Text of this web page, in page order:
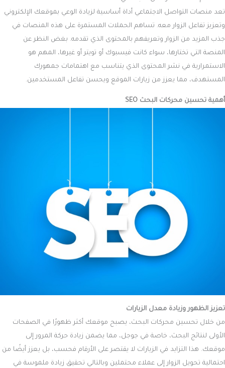
تعد منصات التواصل الاجتماعي أداة أساسية لزيادة الوعي بموقعك الإلكتروني
وتعزيز تفاعل الزوار معه. تساهم الحملات المستمرة على هذه المنصات في
جذب المزيد من الزوار وتعريفهم بالمحتوى الذي تقدمه. بغض النظر عن
المنصة التي تختارها، سواء كانت فيسبوك أو تويتر أو غيرها، المهم هو
الاستمرارية في نشر المحتوى الذي يتناسب مع اهتمامات جمهورك
المستهدف، مما يعزز من زيارات الموقع ويحسن تفاعل المستخدمين.
أهمية تحسين محركات البحث SEO
تعزيز الظهور وزيادة معدل الزيارات
من خلال تحسين محركات البحث، يصبح موقعك أكثر ظهورًا في الصفحات
الأولى لنتائج البحث، خاصة في جوجل، مما يضمن زيادة حركة المرور إلى
موقعك. هذا التزايد في الزيارات لا يقتصر على الأرقام فحسب، بل يعزز أيضًا من
احتمالية تحويل الزوار إلى عملاء محتملين وبالتالي تحقيق زيادة ملموسة في